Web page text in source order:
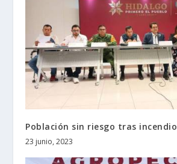
Población sin riesgo tras incendio
23 junio, 2023